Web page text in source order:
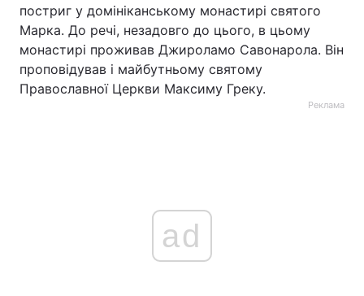
Тема оформлення
постриг у домініканському монастирі святого
Марка. До речі, незадовго до цього, в цьому
монастирі проживав Джироламо Савонарола. Він
проповідував і майбутньому святому
Православної Церкви Максиму Греку.
Реклама
ad